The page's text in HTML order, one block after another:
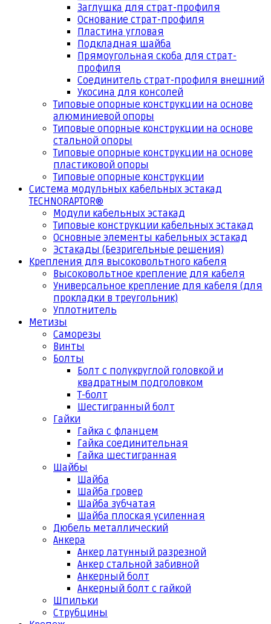
Заглушка для страт-профиля
Основание страт-профиля
Пластина угловая
Подкладная шайба
Прямоугольная скоба для страт-
профиля
Соединитель страт-профиля внешний
Укосина для консолей
Типовые опорные конструкции на основе
алюминиевой опоры
Типовые опорные конструкции на основе
стальной опоры
Типовые опорные конструкции на основе
пластиковой опоры
Типовые опорные конструкции
Система модульных кабельных эстакад
TECHNORAPTOR®
Модули кабельных эстакад
Типовые конструкции кабельных эстакад
Основные элементы кабельных эстакад
Эстакады (Безригельные решения)
Крепления для высоковольтного кабеля
Высоковольтное крепление для кабеля
Универсальное крепление для кабеля (для
прокладки в треугольник)
Уплотнитель
Метизы
Саморезы
Винты
Болты
Болт с полукруглой головкой и
квадратным подголовком
Т-болт
Шестигранный болт
Гайки
Гайка с фланцем
Гайка соединительная
Гайка шестигранная
Шайбы
Шайба
Шайба гровер
Шайба зубчатая
Шайба плоская усиленная
Дюбель металлический
Анкера
Анкер латунный разрезной
Анкер стальной забивной
Анкерный болт
Анкерный болт с гайкой
Шпильки
Струбцины